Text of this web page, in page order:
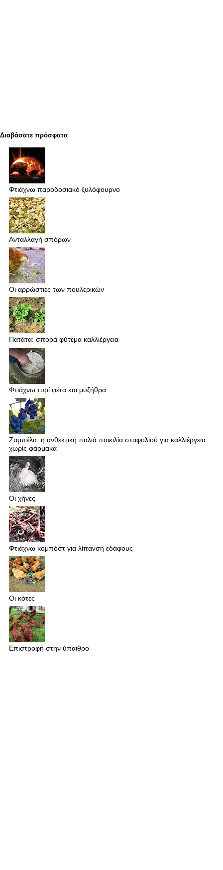
Διαβάσατε πρόσφατα
Φτιάχνω παροδοσιακό ξυλόφουρνο
Ανταλλαγή σπόρων
Οι αρρώστιες των πουλερικών
Πατάτα: σπορά φύτεμα καλλιέργεια
Φτιάχνω τυρί φέτα και μυζήθρα
Ζαμπέλα: η ανθεκτική παλιά ποικιλία σταφυλιού για καλλιέργεια
χωρίς φάρμακα
Οι χήνες
Φτιάχνω κομπόστ για λίπανση εδάφους
Οι κότες
Επιστροφή στην ύπαιθρο